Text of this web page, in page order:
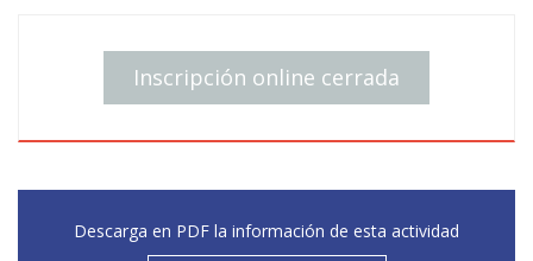
Inscripción online cerrada
Descarga en PDF la información de esta actividad